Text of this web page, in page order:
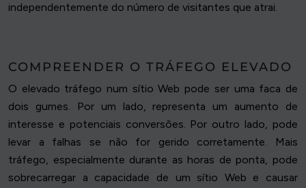
independentemente do número de visitantes que atrai.
COMPREENDER O TRÁFEGO ELEVADO
O elevado tráfego num sítio Web pode ser uma faca de
dois gumes. Por um lado, representa um aumento de
interesse e potenciais conversões. Por outro lado, pode
levar a falhas se não for gerido corretamente. Mais
tráfego, especialmente durante as horas de ponta, pode
sobrecarregar a capacidade de um sítio Web e causar